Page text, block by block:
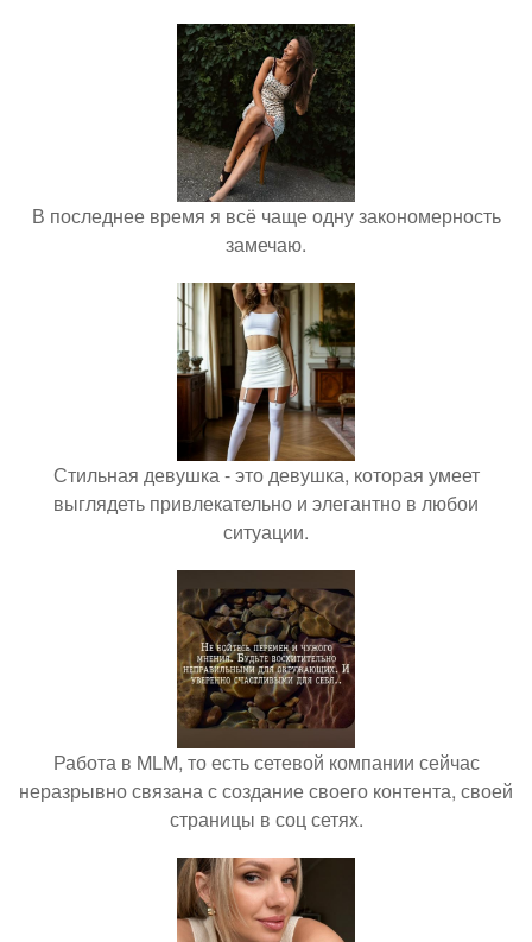
В последнее время я всё чаще одну закономерность
замечаю.
Стильная девушка - это девушка, которая умеет
выглядеть привлекательно и элегантно в любои
ситуации.
Работа в MLM, то есть сетевой компании сейчас
неразрывно связана с создание своего контента, своей
страницы в соц сетях.